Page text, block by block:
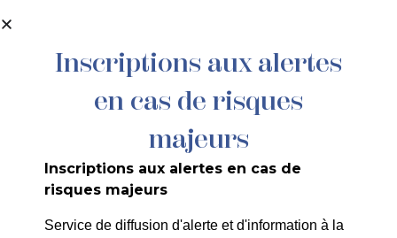
principal
École Victor Hugo
ULE0V
Inscriptions aux alertes
en cas de risques
majeurs
Inscriptions aux alertes en cas de
risques majeurs
Service de diffusion d'alerte et d'information à la